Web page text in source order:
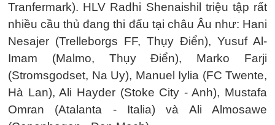
Tranfermark). HLV Radhi Shenaishil triệu tập rất
nhiều cầu thủ đang thi đấu tại châu Âu như: Hani
Nesajer (Trelleborgs FF, Thụy Điển), Yusuf Al-
Imam (Malmo, Thụy Điển), Marko Farji
(Stromsgodset, Na Uy), Manuel Iylia (FC Twente,
Hà Lan), Ali Hayder (Stoke City - Anh), Mustafa
Omran (Atalanta - Italia) và Ali Almosawe